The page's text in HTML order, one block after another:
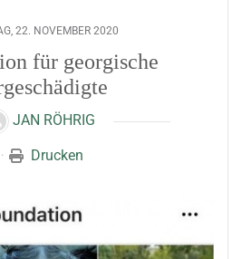
22. NOVEMBER 2020
für georgische
JAN RÖHRIG
Drucken